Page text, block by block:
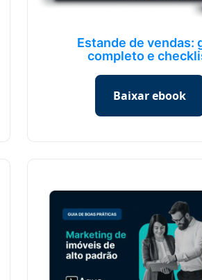
Estande de vendas:
completo e
Baixar ebook